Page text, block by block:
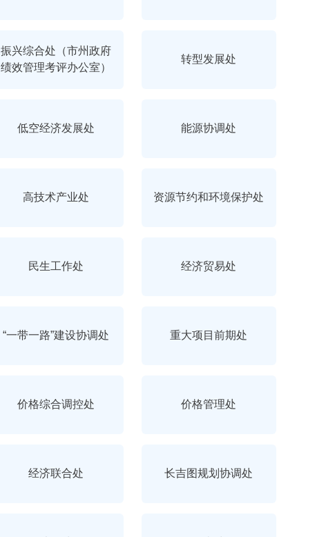
振兴综合处（市州政府
绩效管理考评办公室）
转型发展处
低空经济发展处 能源协调处
高技术产业处 资源节约和环境保护处
民生工作处 经济贸易处
“一带一路”建设协调处 重大项目前期处
价格综合调控处 价格管理处
经济联合处 长吉图规划协调处